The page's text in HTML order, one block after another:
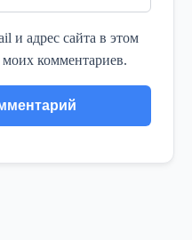
и адрес сайта в этом
комментариев.